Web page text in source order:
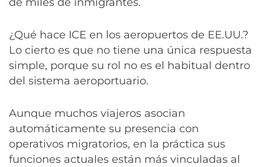
¿Qué hace ICE en los aeropuertos de EE.UU.?
Lo cierto es que no tiene una única respuesta
simple, porque su rol no es el habitual dentro
del sistema aeroportuario.
Aunque muchos viajeros asocian
automáticamente su presencia con
operativos migratorios, en la práctica sus
funciones actuales están más vinculadas al